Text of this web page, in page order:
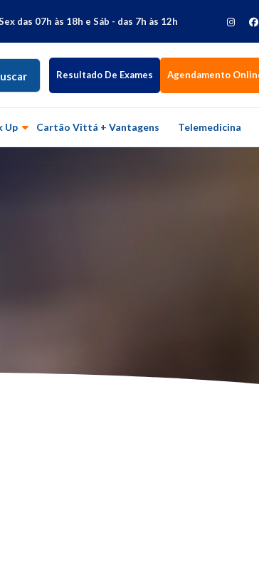
das 07h às 18h e Sáb - das 7h às 12h
Resultado De Exames Agendamento
Up Cartão Vittá + Vantagens Telemedicina